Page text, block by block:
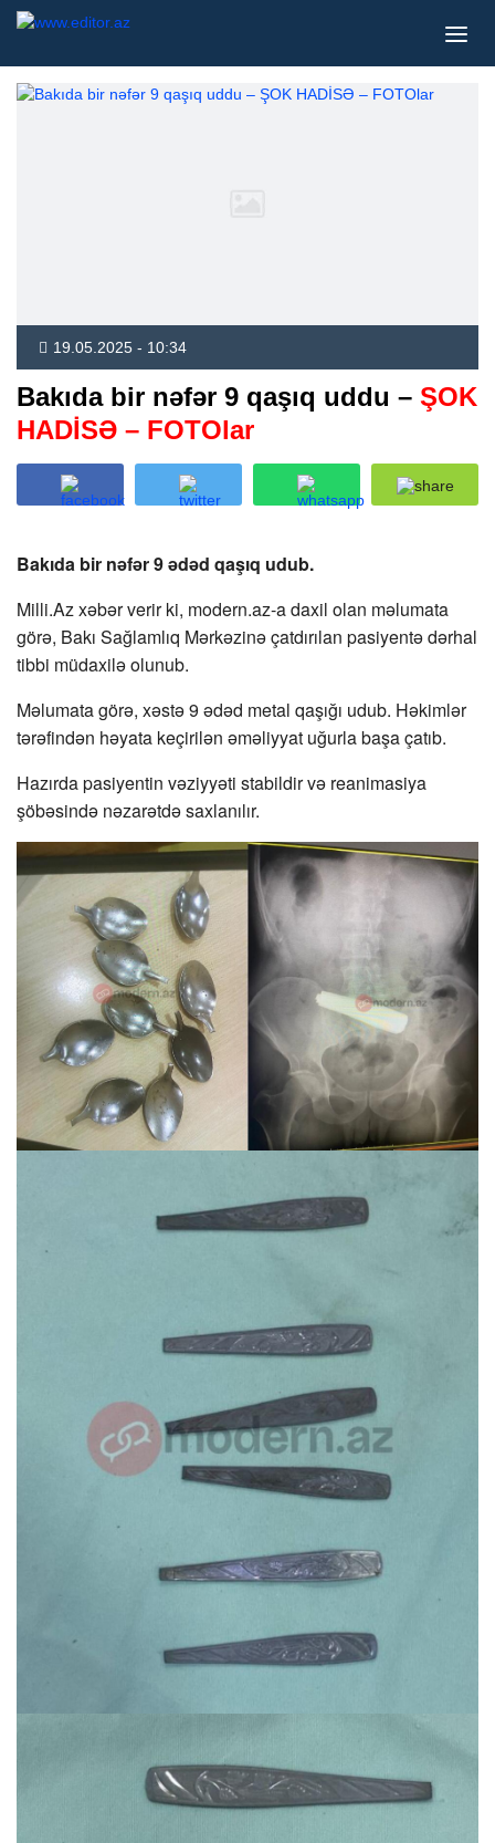
19.05.2025 - 10:34
Bakıda bir nəfər 9 qaşıq uddu – ŞOK
HADİSƏ – FOTOlar
Bakıda bir nəfər 9 ədəd qaşıq udub.
Milli.Az xəbər verir ki, modern.az-a daxil olan məlumata
görə, Bakı Sağlamlıq Mərkəzinə çatdırılan pasiyentə dərhal
tibbi müdaxilə olunub.
Məlumata görə, xəstə 9 ədəd metal qaşığı udub. Həkimlər
tərəfindən həyata keçirilən əməliyyat uğurla başa çatıb.
Hazırda pasiyentin vəziyyəti stabildir və reanimasiya
şöbəsində nəzarətdə saxlanılır.